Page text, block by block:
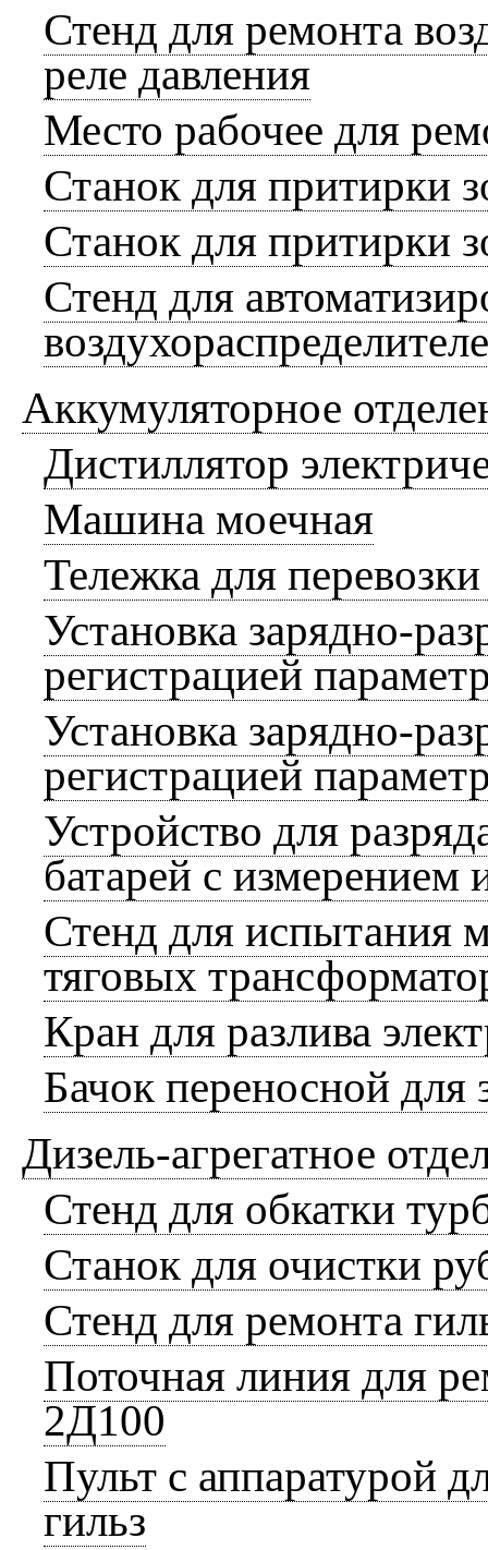
Стенд для ремонта
реле давления
Место рабочее для
Станок для притирки
Станок для притирки
Стенд для
Аккумуляторное
Дистиллятор
Машина моечная
Тележка для
Установка зарядно-
регистрацией
Установка зарядно-
регистрацией
Устройство для
батарей с измерением
Стенд для испытания
тяговых
Кран для разлива
Бачок переносной для
Дизель-агрегатное
Стенд для обкатки
Станок для очистки
Стенд для ремонта
Поточная линия для
2Д100
Пульт с аппаратурой
гильз